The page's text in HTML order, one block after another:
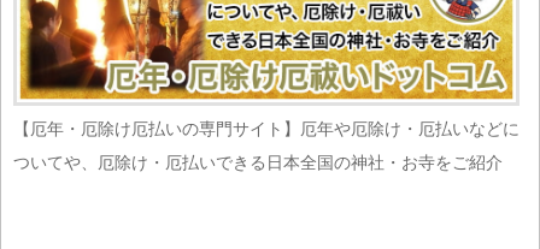
【厄年・厄除け厄払いの専門サイト】厄年や厄除け・厄払いなどに
ついてや、厄除け・厄払いできる日本全国の神社・お寺をご紹介